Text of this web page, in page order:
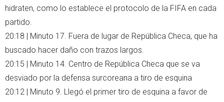
hidraten, como lo establece el protocolo de la FIFA en cada
partido.
20:18 | Minuto 17. Fuera de lugar de República Checa, que ha
buscado hacer daño con trazos largos.
20:15 | Minuto 14. Centro de República Checa que se va
desviado por la defensa surcoreana a tiro de esquina
20:12 | Minuto 9. Llegó el primer tiro de esquina a favor de